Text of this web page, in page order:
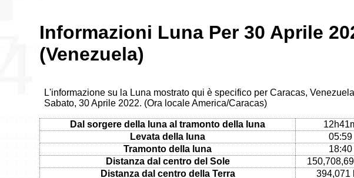
Informazioni Luna Per 30 Aprile
(Venezuela)
L'informazione su la Luna mostrato qui è specifico per Caracas, Venezuela
Sabato, 30 Aprile 2022. (Ora locale America/Caracas)
Dal sorgere della luna al tramonto della luna
Levata della luna
05:59
Tramonto della luna
18:40
Distanza dal centro del Sole
Distanza dal centro della Terra
394,071